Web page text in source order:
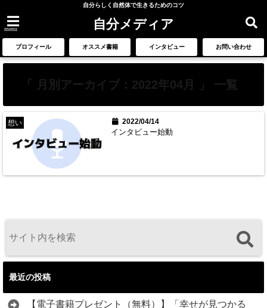
自分らしく自然体で生きるためのコツ
menu 自分メディア
プロフィール オススメ書籍 インタビュー お問い合わせ
「 月別アーカイブ：2022年04月 」 一覧
想い
2022/04/14
インタビュー始動
最近の投稿
【電子書籍プレゼント（無料）】「幸せが見つかる